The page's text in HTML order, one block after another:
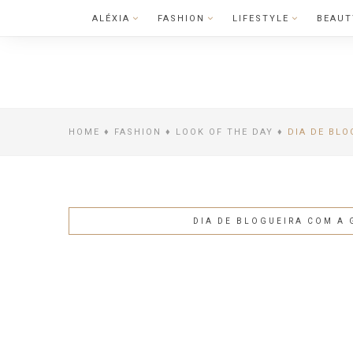
ALÉXIA FASHION LIFESTYLE
HOME ♦ FASHION ♦ LOOK OF THE DAY ♦ DIA DE
DIA DE BLOGUEIRA COM A